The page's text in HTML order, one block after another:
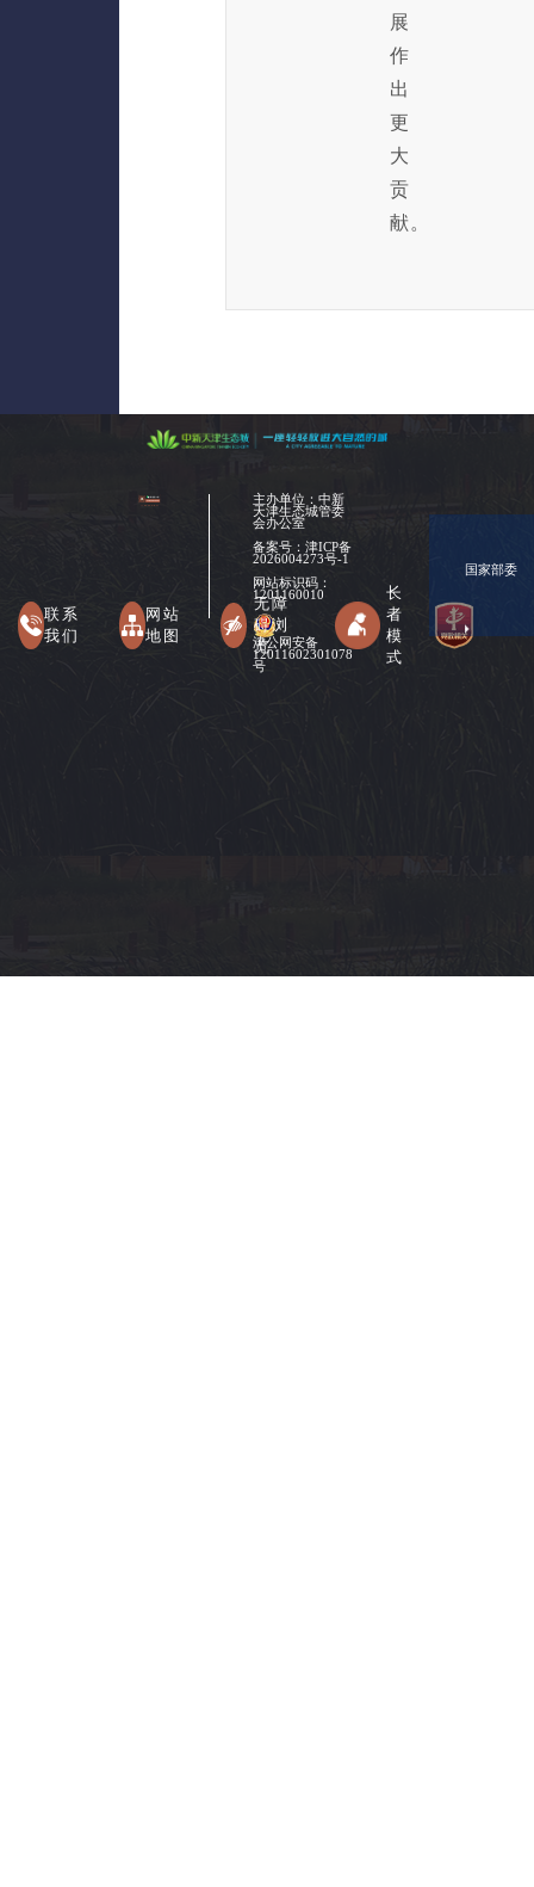
展
作
出
更
大
贡
献。
主办单位：中新
天津生态城管委
会办公室
备案号： 津ICP备
2026004273号-1
网站标识码：
1201160010
津公网安备
12011602301078
号
联系
我们
网站
地图
无障
碍浏
览
长
者
模
式
国家部委